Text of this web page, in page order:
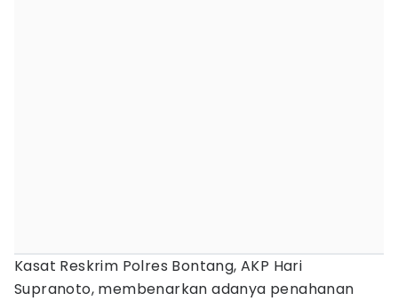
Kasat Reskrim Polres Bontang, AKP Hari
Supranoto, membenarkan adanya penahanan